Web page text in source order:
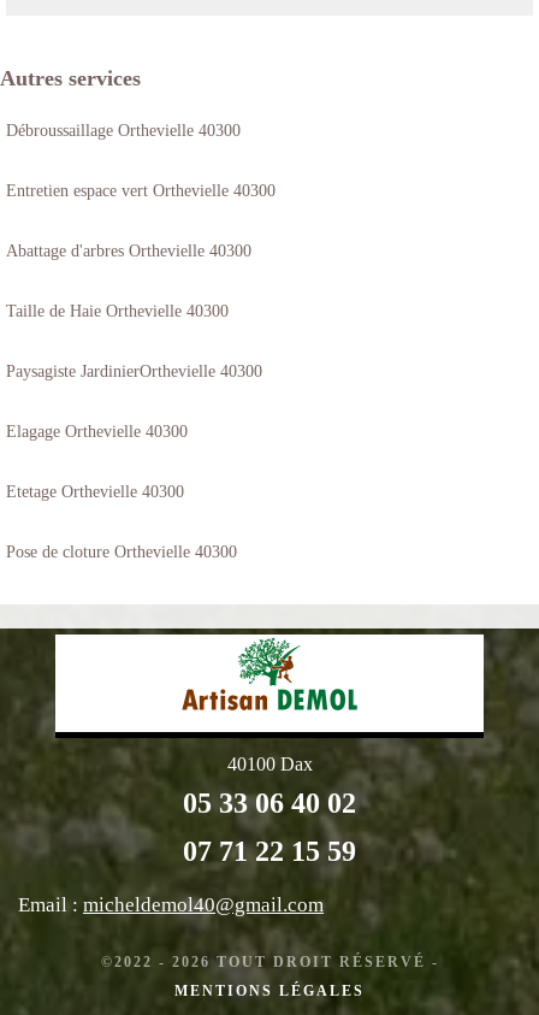
Autres services
Débroussaillage Orthevielle 40300
Entretien espace vert Orthevielle 40300
Abattage d'arbres Orthevielle 40300
Taille de Haie Orthevielle 40300
Paysagiste JardinierOrthevielle 40300
Elagage Orthevielle 40300
Etetage Orthevielle 40300
Pose de cloture Orthevielle 40300
40100 Dax
05 33 06 40 02
07 71 22 15 59
Email : micheldemol40@gmail.com
©2022 - 2026 TOUT DROIT RÉSERVÉ -
MENTIONS LÉGALES